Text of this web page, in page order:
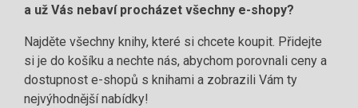
a už Vás nebaví procházet všechny e-shopy?
Najděte všechny knihy, které si chcete koupit. Přidejte
si je do košíku a nechte nás, abychom porovnali ceny a
dostupnost e-shopů s knihami a zobrazili Vám ty
nejvýhodnější nabídky!